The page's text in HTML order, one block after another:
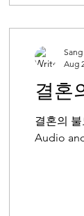
결혼
결혼의
Audio
Aug